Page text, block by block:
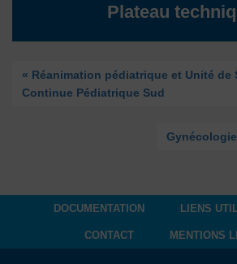
Plateau
« Réanimation pédiatrique et Unité de
Continue Pédiatrique Sud
DOCUMENTATION LIENS
CONTACT MENTIONS